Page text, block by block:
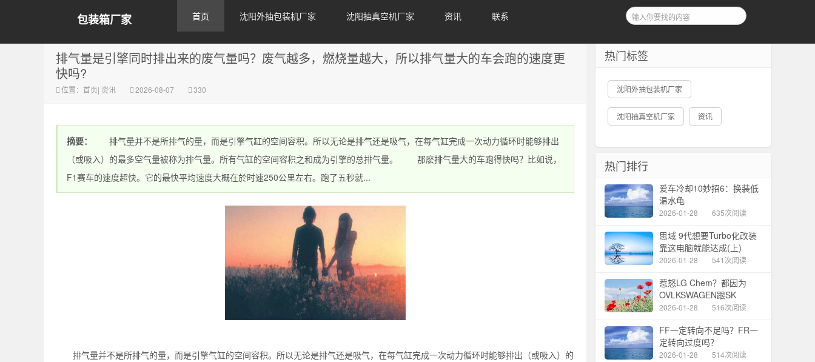
包装箱厂家 首页 沈阳外抽包装机厂家 沈阳抽真空机厂家 资讯 联系
排气量是引擎同时排出来的废气量吗？废气越多，燃烧量越大，所以排气量大的车会跑的速度更
快吗?
位置： 首页| 资讯 2026-08-07 330
摘要：
排气量并不是所排气的量，而是引擎气缸的空间容积。所以无论是排气还是吸气，在每气缸完成一次动力循环时能够排出
（或吸入）的最多空气量被称为排气量。所有气缸的空间容积之和成为引擎的总排气量。 那麽排气量大的车跑得快吗？比如说，
F1赛车的速度超快。它的最快平均速度大概在於时速250公里左右。跑了五秒就...
排气量并不是所排气的量，而是引擎气缸的空间容积。所以无论是排气还是吸气，在每气缸完成一次动力循环时能够排出（或吸入）的
热门标签
沈阳外抽包装机厂家
沈阳抽真空机厂家 资讯
热门排行
爱车冷却10妙招6：换装低
温水龟
2026-01-28 635次阅读
思域 9代想要Turbo化改装
靠这电脑就能达成(上)
2026-01-28 541次阅读
惹怒LG Chem？都因为
OVLKSWAGEN跟SK
Innovation合作！
2026-01-28 516次阅读
FF一定转向不足吗？FR一
定转向过度吗？
2026-01-28 514次阅读